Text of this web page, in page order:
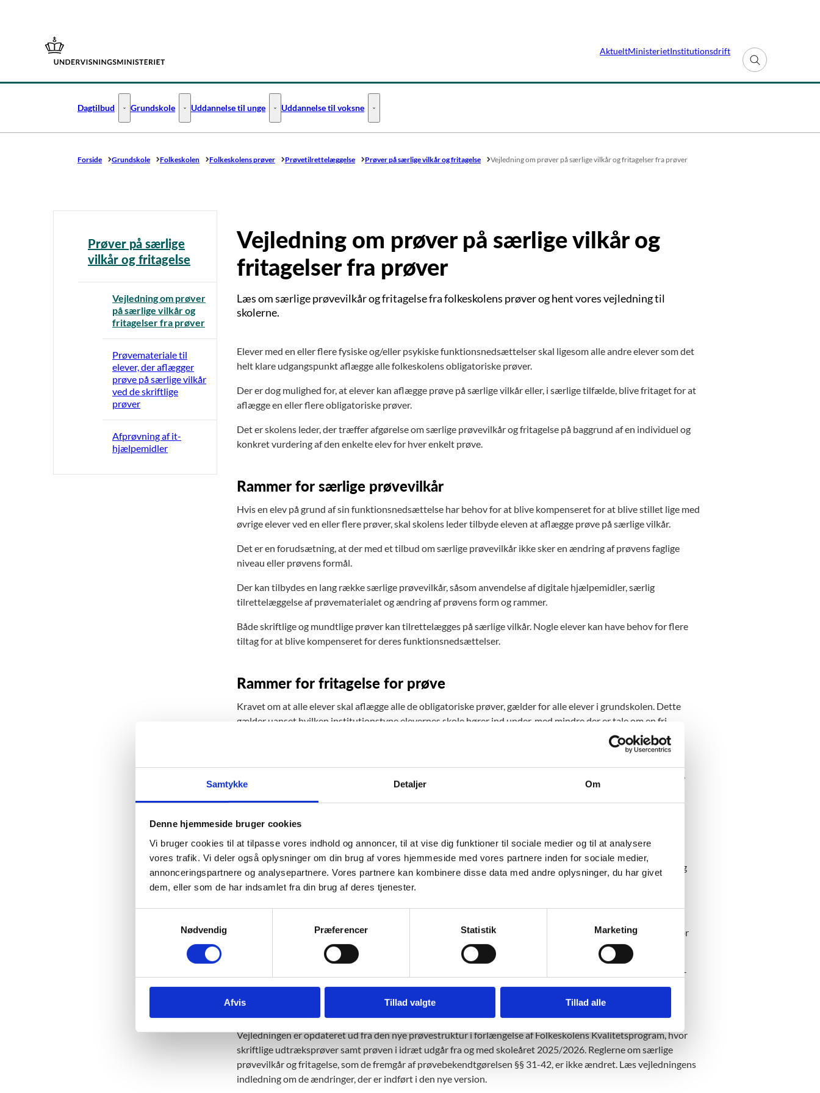
Samtykke Detaljer Om
Denne hjemmeside bruger cookies
Vi bruger cookies til at tilpasse vores indhold og annoncer, til at vise dig funktioner til sociale medier og til at analysere
vores trafik. Vi deler også oplysninger om din brug af vores hjemmeside med vores partnere inden for sociale medier,
annonceringspartnere og analysepartnere. Vores partnere kan kombinere disse data med andre oplysninger, du har givet
dem, eller som de har indsamlet fra din brug af deres tjenester.
v
Nødvendig Præferencer Statistik Marketing
Afvis Tillad valgte Tillad alle
Gå til forsiden
AktueltMinisterietInstitutionsdrift
Fold søgefelt ud
Dagtilbud Dagtilbud - Flere links
Grundskole Grundskole - Flere links
Uddannelse til unge Uddannelse til unge - Flere links
Uddannelse til voksne Uddannelse til voksne - Flere links
Forside Grundskole Folkeskolen Folkeskolens prøver Prøvetilrettelæggelse Prøver på særlige vilkår og fritagelse Vejledning om prøver på særlige vilkår og fritagelser fra prøver
Prøver på særlige
vilkår og fritagelse
Vejledning om prøver
på særlige vilkår og
fritagelser fra prøver
Prøvemateriale til
elever, der aflægger
prøve på særlige vilkår
ved de skriftlige
prøver
Afprøvning af it-
hjælpemidler
Vejledning om prøver på særlige vilkår og
fritagelser fra prøver
Læs om særlige prøvevilkår og fritagelse fra folkeskolens prøver og hent vores vejledning til
skolerne.
Elever med en eller flere fysiske og/eller psykiske funktionsnedsættelser skal ligesom alle andre elever som det
helt klare udgangspunkt aflægge alle folkeskolens obligatoriske prøver.
Der er dog mulighed for, at elever kan aflægge prøve på særlige vilkår eller, i særlige tilfælde, blive fritaget for at
aflægge en eller flere obligatoriske prøver.
Det er skolens leder, der træffer afgørelse om særlige prøvevilkår og fritagelse på baggrund af en individuel og
konkret vurdering af den enkelte elev for hver enkelt prøve.
Rammer for særlige prøvevilkår
Hvis en elev på grund af sin funktionsnedsættelse har behov for at blive kompenseret for at blive stillet lige med
øvrige elever ved en eller flere prøver, skal skolens leder tilbyde eleven at aflægge prøve på særlige vilkår.
Det er en forudsætning, at der med et tilbud om særlige prøvevilkår ikke sker en ændring af prøvens faglige
niveau eller prøvens formål.
Der kan tilbydes en lang række særlige prøvevilkår, såsom anvendelse af digitale hjælpemidler, særlig
tilrettelæggelse af prøvematerialet og ændring af prøvens form og rammer.
Både skriftlige og mundtlige prøver kan tilrettelægges på særlige vilkår. Nogle elever kan have behov for flere
tiltag for at blive kompenseret for deres funktionsnedsættelser.
Rammer for fritagelse for prøve
Kravet om at alle elever skal aflægge alle de obligatoriske prøver, gælder for alle elever i grundskolen. Dette
gælder uanset hvilken institutionstype elevernes skole hører ind under, med mindre der er tale om en fri
grundskole, efterskole, fri fagskole eller ungdomsskole, der har meddelt ministeriet, at de ikke afholder
Hvis en elev på grund af betydelig funktionsnedsættelse ikke kan aflægge prøve, heller ikke på særlige vilkår,
tilbyder skolens leder fritagelse.
har multiple funktionsnedsættelser uden verbalt sprog
har svære generelle indlæringsvanskeligheder
lige er ankommet til Danmark, og som ikke taler eller forstår dansk i et omfang, så deltagelse giver mening
Hent vores vejledning om særlige prøvevilkår og fritagelse
Læs vores vejledning om prøver på særlige vilkår og fritagelse, hvor du finder de præcise regler og rammer for
aflæggelse af prøver på særlige vilkår samt fritagelse fra prøve.
Vejledningen giver overblik over de muligheder, I som skole har, for at tilrettelægge folkeskolens 8., 9.- og 10.-
klasseprøver på særlige vilkår.
Læs vejledningen om særlige prøvevilkår og fritagelse (pdf)
Vejledningen er opdateret ud fra den nye prøvestruktur i forlængelse af Folkeskolens Kvalitetsprogram, hvor
skriftlige udtræksprøver samt prøven i idræt udgår fra og med skoleåret 2025/2026. Reglerne om særlige
prøvevilkår og fritagelse, som de fremgår af prøvebekendtgørelsen §§ 31-42, er ikke ændret. Læs vejledningens
indledning om de ændringer, der er indført i den nye version.